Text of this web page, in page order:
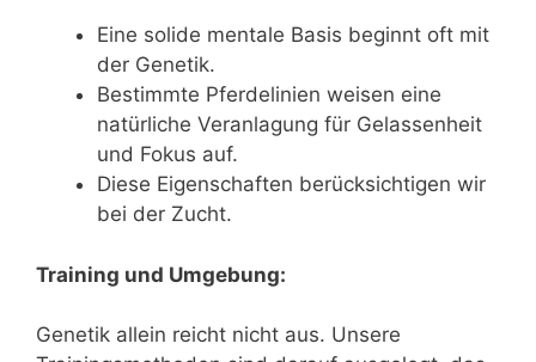
Eine solide mentale Basis beginnt oft mit
der Genetik.
Bestimmte Pferdelinien weisen eine
natürliche Veranlagung für Gelassenheit
und Fokus auf.
Diese Eigenschaften berücksichtigen wir
bei der Zucht.
Training und Umgebung:
Genetik allein reicht nicht aus. Unsere